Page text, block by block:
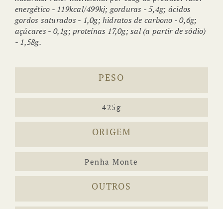
energético - 119kcal/499kj; gorduras - 5,4g; ácidos
gordos saturados - 1,0g; hidratos de carbono - 0,6g;
açúcares - 0,1g; proteínas 17,0g; sal (a partir de sódio)
- 1,58g.
PESO
425g
ORIGEM
Penha Monte
OUTROS